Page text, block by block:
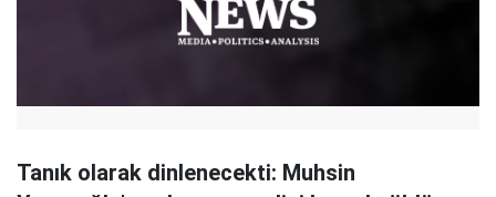
Tanık olarak dinlenecekti: Muhsin